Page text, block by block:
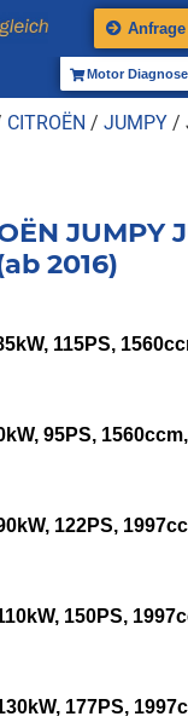
Motor
CITROËN / JUMPY /
JUMPY
2016)
115PS,
95PS,
122PS,
150PS,
177PS,